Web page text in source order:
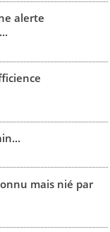
alerte
mais nié par